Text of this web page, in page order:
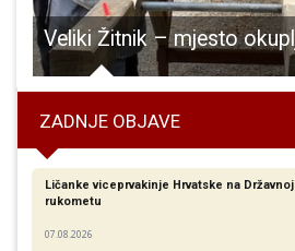
ZADNJE OBJAVE
Ličanke viceprvakinje Hrvatske na
rukometu
07.08.2026